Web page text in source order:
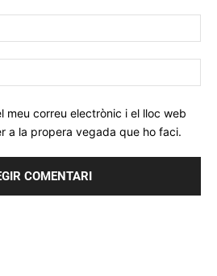
meu correu electrònic i el lloc web
a la propera vegada que ho faci.